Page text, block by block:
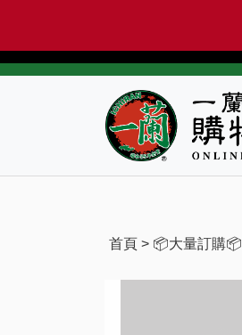
首頁 > 📦大量訂購📦